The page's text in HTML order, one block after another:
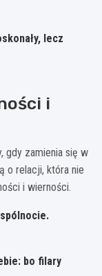
lecz
i
gdy zamienia się w
o relacji, która nie
i wierności.
bo filary